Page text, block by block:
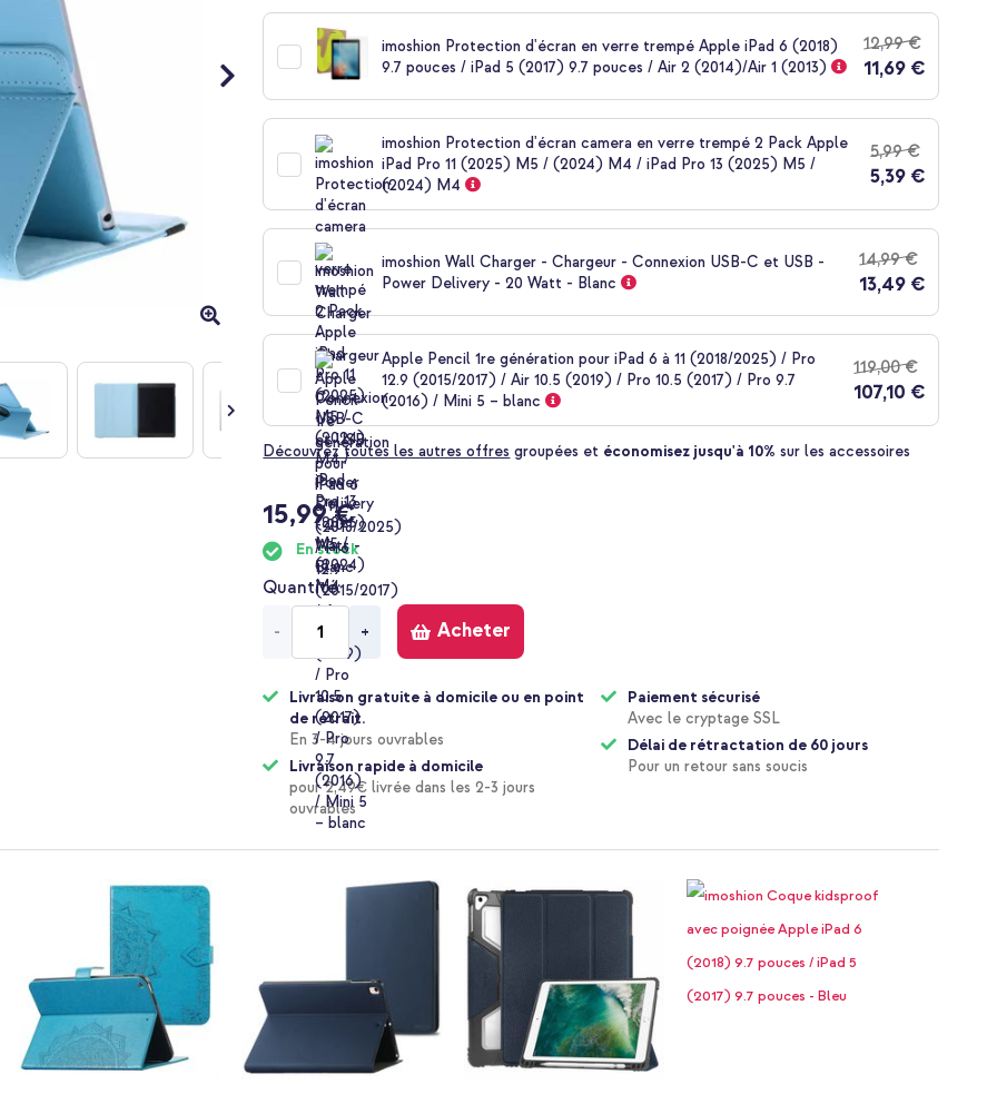
imoshion Protection d'écran en verre trempé Apple iPad 6 (2018)
9.7 pouces / iPad 5 (2017) 9.7 pouces / Air 2 (2014)/Air 1 (2013)
12,99 €
11,69 €
imoshion Protection d'écran camera en verre trempé 2 Pack Apple
iPad Pro 11 (2025) M5 / (2024) M4 / iPad Pro 13 (2025) M5 /
(2024) M4
5,99 €
5,39 €
imoshion Wall Charger - Chargeur - Connexion USB-C et USB -
Power Delivery - 20 Watt - Blanc
14,99 €
13,49 €
Apple Pencil 1re génération pour iPad 6 à 11 (2018/2025) / Pro
12.9 (2015/2017) / Air 10.5 (2019) / Pro 10.5 (2017) / Pro 9.7
(2016) / Mini 5 – blanc
119,00 €
107,10 €
Découvrez toutes les autres offres groupées et économisez jusqu'à 10% sur les accessoires
15,99 €
En stock
Quantité
- + Acheter
Livraison gratuite à domicile ou en point
de retrait.
En 3-4 jours ouvrables
Livraison rapide à domicile
pour 2,49€ livrée dans les 2-3 jours
ouvrables
Paiement sécurisé
Avec le cryptage SSL
Délai de rétractation de 60 jours
Pour un retour sans soucis